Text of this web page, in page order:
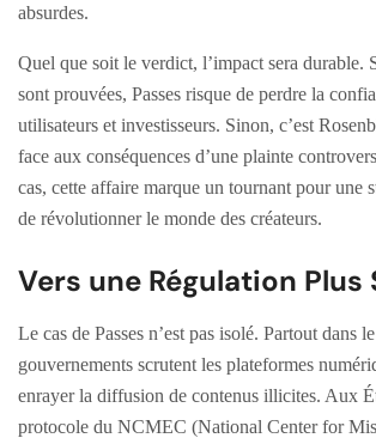
absurdes.
Quel que soit le verdict, l’impact sera durable.
sont prouvées, Passes risque de perdre la
utilisateurs et investisseurs. Sinon, c’est
face aux conséquences d’une plainte
cas, cette affaire marque un tournant pour une
de révolutionner le monde des créateurs.
Vers une Régulation Plus
Le cas de Passes n’est pas isolé. Partout dans
gouvernements scrutent les plateformes
enrayer la diffusion de contenus illicites. Aux
protocole du NCMEC (National Center for